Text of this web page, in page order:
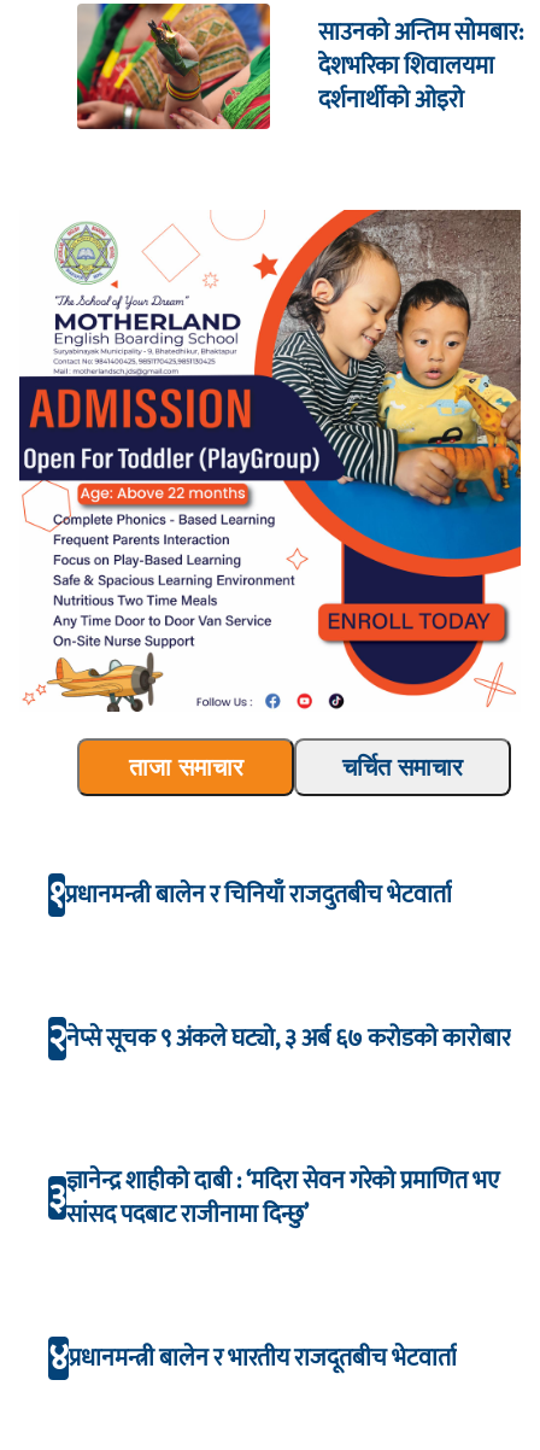
साउनको अन्तिम सोमबार:
देशभरिका शिवालयमा
दर्शनार्थीको ओइरो
ताजा समाचार चर्चित समाचार
१प्रधानमन्त्री बालेन र चिनियाँ राजदुतबीच भेटवार्ता
२नेप्से सूचक ९ अंकले घट्यो, ३ अर्ब ६७ करोडको कारोबार
३ज्ञानेन्द्र शाहीको दाबी : ‘मदिरा सेवन गरेको प्रमाणित भए
सांसद पदबाट राजीनामा दिन्छु’
४प्रधानमन्त्री बालेन र भारतीय राजदूतबीच भेटवार्ता